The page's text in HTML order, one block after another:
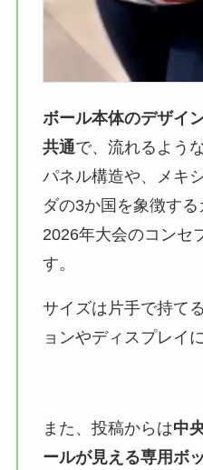
ボール本体のデザイ
共通で、流れるよう
パネル構造や、メキ
ダの3か国を象徴する
2026年大会のコンセ
す。
サイズは片手で持て
ョンやディスプレイ
また、投稿からは中
ールが見える専用ボ